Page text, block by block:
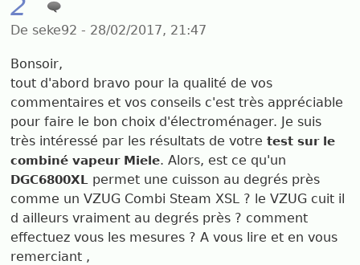
2
De seke92 - 28/02/2017, 21:47
Bonsoir,
tout d'abord bravo pour la qualité de vos
commentaires et vos conseils c'est très appréciable
pour faire le bon choix d'électroménager. Je suis
très intéressé par les résultats de votretest sur le
combiné vapeur Miele. Alors, est ce qu'un
DGC6800XL permet une cuisson au degrés près
comme un VZUG Combi Steam XSL ? le VZUG cuit il
d ailleurs vraiment au degrés près ? comment
effectuez vous les mesures ? A vous lire et en vous
remerciant ,